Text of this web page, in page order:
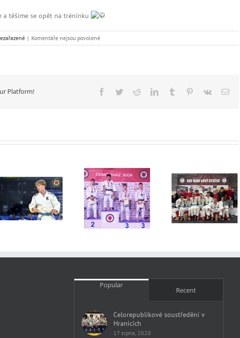
a těšíme se opět na tréninku
| Komentáře nejsou povolenéu
textu
němckém
Platform! Facebook
TwitterRedditLinkedInTumblr Pinterest
Vk
E-
Mistrovství ČR
mužů
Český pohár
Nový Bydžov
Přebor kraje
Popular
Recent
Celorepublikové soustředění v
Hranicích
17 srpna, 2020